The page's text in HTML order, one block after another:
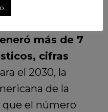
pulmón
más de 7
cifras
el 2030, la
de la
que el número